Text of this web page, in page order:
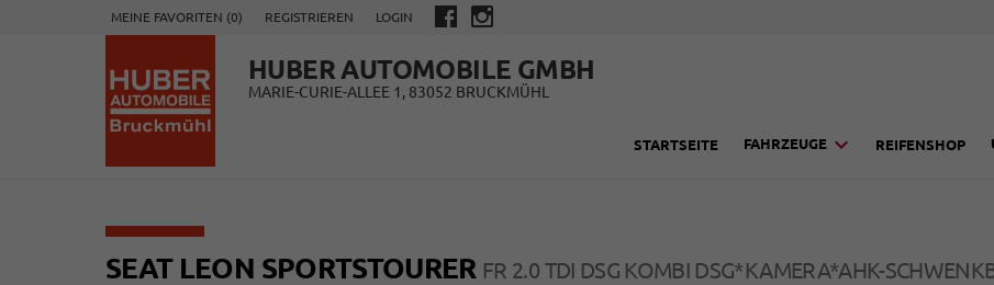
MEINE FAVORITEN (0) REGISTRIEREN LOGIN
HUBER AUTOMOBILE GMBH
MARIE-CURIE-ALLEE 1, 83052 BRUCKMÜHL
STARTSEITE FAHRZEUGE REIFENSHOP
SEAT LEON SPORTSTOURER FR 2.0 TDI DSG KOMBI DSG*KAMERA*AHK-